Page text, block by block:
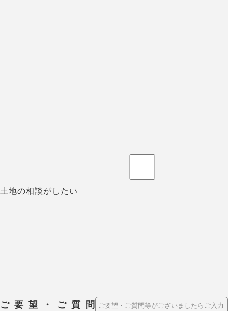
土地の相談がしたい
ご要望・ご質問